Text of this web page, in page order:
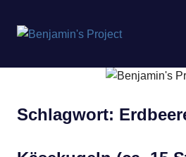
springen
Schlagwort: